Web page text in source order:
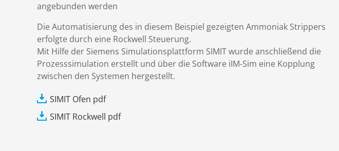
angebunden werden
Die Automatisierung des in diesem Beispiel gezeigten Ammoniak Strippers
erfolgte durch eine Rockwell Steuerung.
Mit Hilfe der Siemens Simulationsplattform SIMIT wurde anschließend die
Prozesssimulation erstellt und über die Software iIM-Sim eine Kopplung
zwischen den Systemen hergestellt.
SIMIT Ofen pdf
SIMIT Rockwell pdf